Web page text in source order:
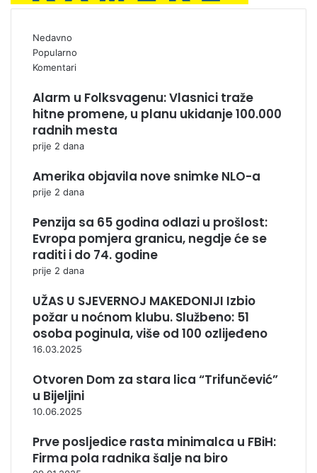
Nedavno
Popularno
Komentari
Alarm u Folksvagenu: Vlasnici traže
hitne promene, u planu ukidanje 100.000
radnih mesta
prije 2 dana
Amerika objavila nove snimke NLO-a
prije 2 dana
Penzija sa 65 godina odlazi u prošlost:
Evropa pomjera granicu, negdje će se
raditi i do 74. godine
prije 2 dana
UŽAS U SJEVERNOJ MAKEDONIJI Izbio
požar u noćnom klubu. Službeno: 51
osoba poginula, više od 100 ozlijeđeno
16.03.2025
Otvoren Dom za stara lica “Trifunčević”
u Bijeljini
10.06.2025
Prve posljedice rasta minimalca u FBiH:
Firma pola radnika šalje na biro